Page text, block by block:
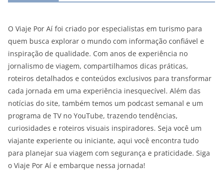
O Viaje Por Aí foi criado por especialistas em turismo para
quem busca explorar o mundo com informação confiável e
inspiração de qualidade. Com anos de experiência no
jornalismo de viagem, compartilhamos dicas práticas,
roteiros detalhados e conteúdos exclusivos para transformar
cada jornada em uma experiência inesquecível. Além das
notícias do site, também temos um podcast semanal e um
programa de TV no YouTube, trazendo tendências,
curiosidades e roteiros visuais inspiradores. Seja você um
viajante experiente ou iniciante, aqui você encontra tudo
para planejar sua viagem com segurança e praticidade. Siga
o Viaje Por Aí e embarque nessa jornada!